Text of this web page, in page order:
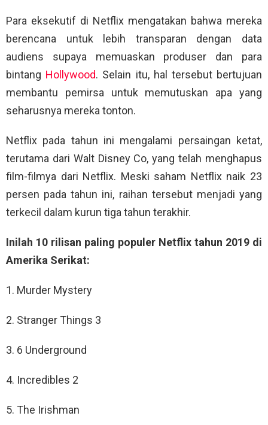
Para eksekutif di Netflix mengatakan bahwa mereka
berencana untuk lebih transparan dengan data
audiens supaya memuaskan produser dan para
bintang Hollywood. Selain itu, hal tersebut bertujuan
membantu pemirsa untuk memutuskan apa yang
seharusnya mereka tonton.
Netflix pada tahun ini mengalami persaingan ketat,
terutama dari Walt Disney Co, yang telah menghapus
film-filmya dari Netflix. Meski saham Netflix naik 23
persen pada tahun ini, raihan tersebut menjadi yang
terkecil dalam kurun tiga tahun terakhir.
Inilah 10 rilisan paling populer Netflix tahun 2019 di
Amerika Serikat:
1. Murder Mystery
2. Stranger Things 3
3. 6 Underground
4. Incredibles 2
5. The Irishman